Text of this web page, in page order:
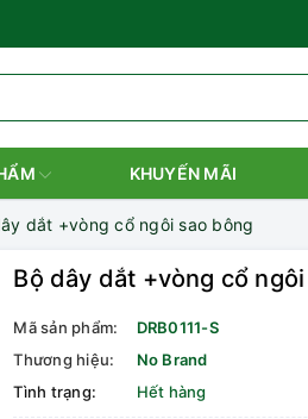
KHUYẾN MÃI
dắt +vòng cổ ngôi sao bông
Bộ dây dắt +vòng cổ
Mã sản phẩm:
DRB0111-S
Thương hiệu:
No Brand
Tình trạng:
Hết hàng